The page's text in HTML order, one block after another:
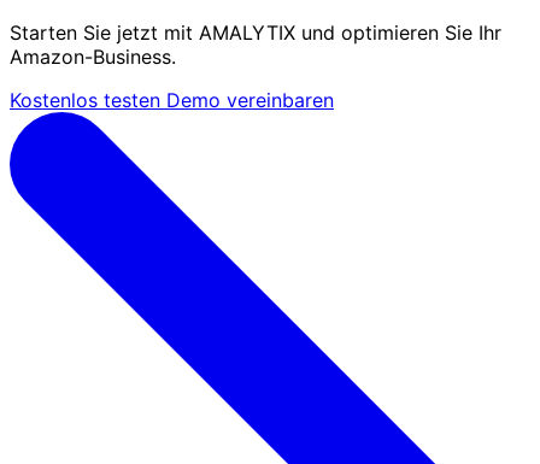
Starten Sie jetzt mit AMALYTIX und optimieren Sie Ihr
Amazon-Business.
Kostenlos testen Demo vereinbaren